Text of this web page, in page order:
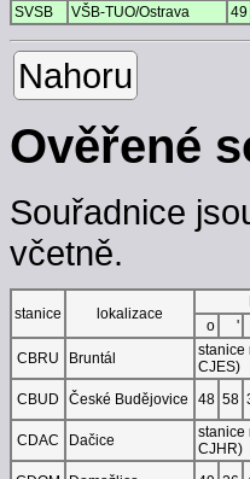
SVSB
VŠB-TUO/Ostrava 49
Nahoru
Ověřené
Souřadnice
včetně.
stanice lokalizace
o
'
CBRU
Bruntál
stanice
CJES)
CBUD
České Budějovice 48 58
CDAC
Dačice
stanice
CJHR)